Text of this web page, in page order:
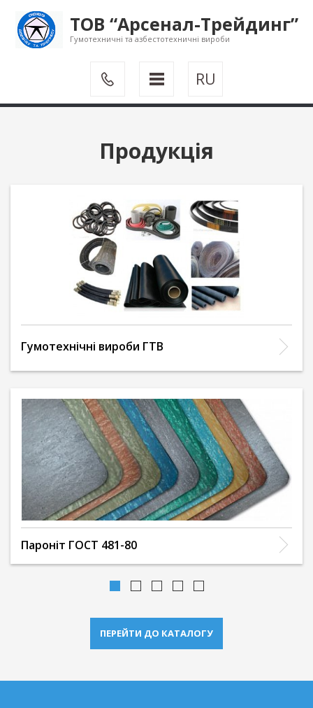
ТОВ “Арсенал-Трейдинг”
Гумотехничні та азбестотехничні вироби
RU
Продукція
Гумотехнічні вироби ГТВ
Пароніт ГОСТ 481-80
ПЕРЕЙТИ ДО КАТАЛОГУ